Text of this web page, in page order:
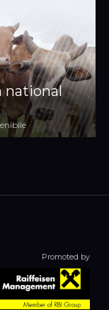
national
Promoted by